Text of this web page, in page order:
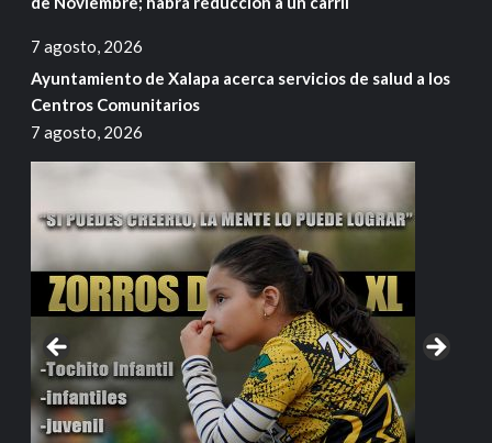
7 agosto, 2026
Ayuntamiento de Xalapa acerca servicios de salud a los
Centros Comunitarios
7 agosto, 2026